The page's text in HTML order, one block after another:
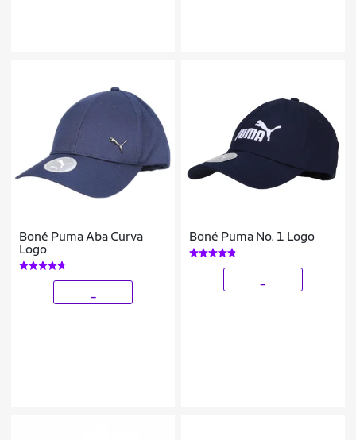
Boné Puma Aba Curva
Logo
Boné Puma No. 1 Logo